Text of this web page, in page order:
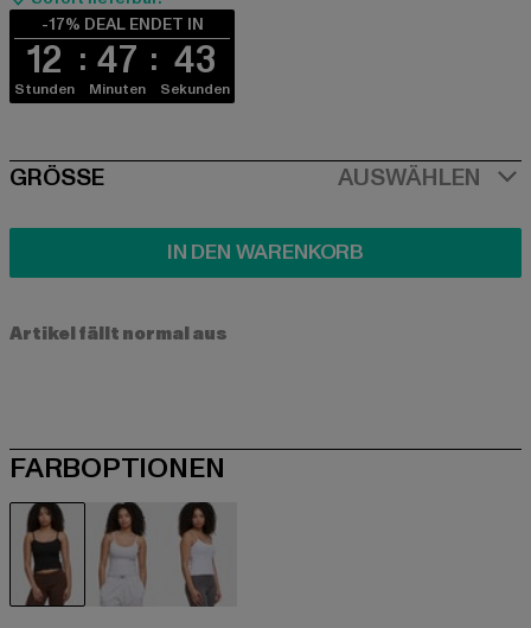
-17% DEAL ENDET IN
12
Stunden
47
Minuten
43
Sekunden
SIZE
GRÖSSE AUSWÄHLEN
IN DEN WARENKORB
Artikel fällt normal aus
FARBOPTIONEN